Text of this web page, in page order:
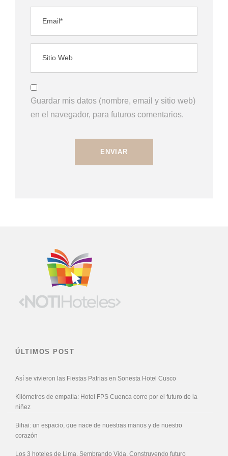
Guardar mis datos (nombre, email y sitio web)
en el navegador, para futuros comentarios.
ÚLTIMOS POST
Así se vivieron las Fiestas Patrias en Sonesta Hotel Cusco
Kilómetros de empatía: Hotel FPS Cuenca corre por el futuro de la
niñez
Bihai: un espacio, que nace de nuestras manos y de nuestro
corazón
Los 3 hoteles de Lima, Sembrando Vida, Construyendo futuro